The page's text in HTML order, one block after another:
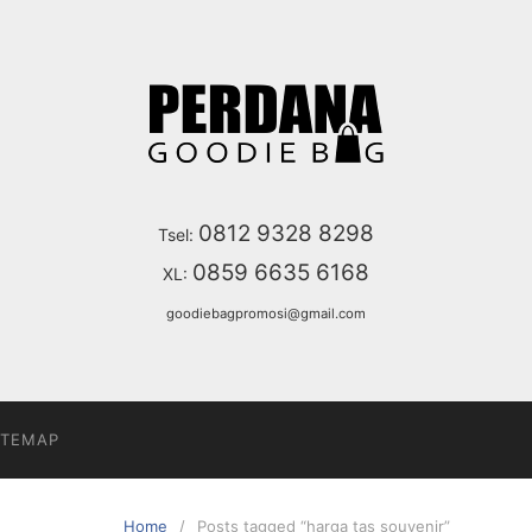
Tsel: 0812 9328 8298
XL: 0859 6635 6168
goodiebagpromosi@gmail.com
Home Posts tagged “harga tas souvenir”